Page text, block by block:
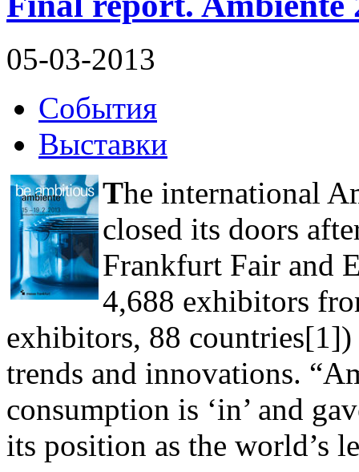
05-03-2013
События
Выставки
The international
closed its doors
Frankfurt Fair and
4,688 exhibitors
exhibitors, 88 countries[1])
trends and innovations.
consumption is ‘in’ and
its position as the world’s